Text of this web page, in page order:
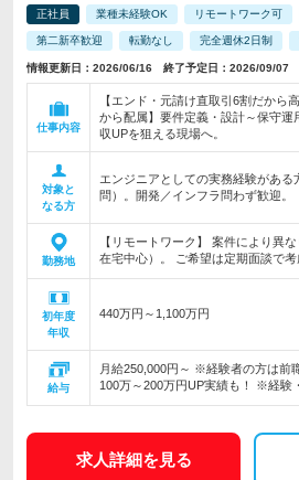
正社員 業種未経験OK リモートワーク可
第二新卒歓迎 転勤なし 完全週休2日制
情報更新日：2026/06/16 終了予定日：2026/09/07
仕事内容
【エンド・元請け直取引6割だから
から配属】要件定義・設計～保守運
収UPを狙える現場へ。
対象と
なる方
エンジニアとしての実務経験がある
問）。開発／インフラ問わず歓迎。
勤務地
【リモートワーク】 案件により異
在宅中心）。 ご希望は定期面談で考
初年度
年収
440万円～1,100万円
給与
月給250,000円～ ※経験者の方は前
100万～200万円UP実績も！ ※経験
求人詳細を見る